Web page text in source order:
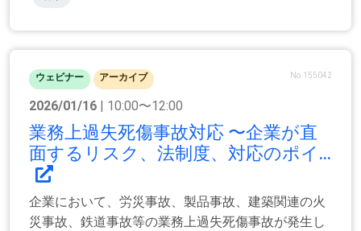
ウェビナー アーカイブ No.155042
2026/01/16 | 10:00〜12:00
業務上過失死傷事故対応 〜企業が直
面するリスク、法制度、対応のポイ...
企業において、労災事故、製品事故、建築関連の火
災事故、鉄道事故等の業務上過失死傷事故が発生し